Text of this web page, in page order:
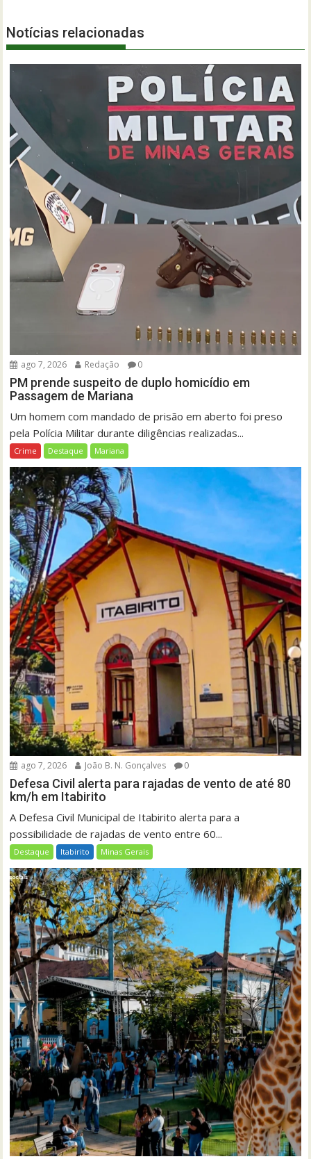
Notícias relacionadas
ago 7, 2026 Redação 0
PM prende suspeito de duplo homicídio em
Passagem de Mariana
Um homem com mandado de prisão em aberto foi preso
pela Polícia Militar durante diligências realizadas...
Crime Destaque Mariana
ago 7, 2026 João B. N. Gonçalves 0
Defesa Civil alerta para rajadas de vento de até 80
km/h em Itabirito
A Defesa Civil Municipal de Itabirito alerta para a
possibilidade de rajadas de vento entre 60...
Destaque Itabirito Minas Gerais